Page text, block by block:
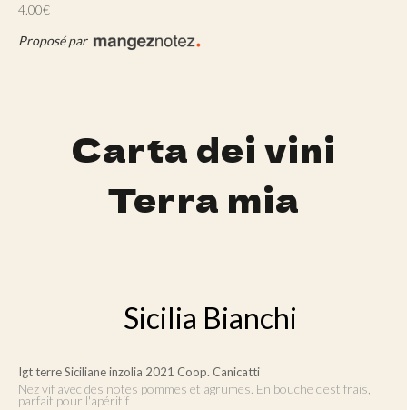
4.00€
Proposé par
Carta dei vini
Terra mia
Sicilia Bianchi
Igt terre Siciliane inzolia 2021 Coop. Canicatti
Nez vif avec des notes pommes et agrumes. En bouche c'est frais,
parfait pour l'apéritif